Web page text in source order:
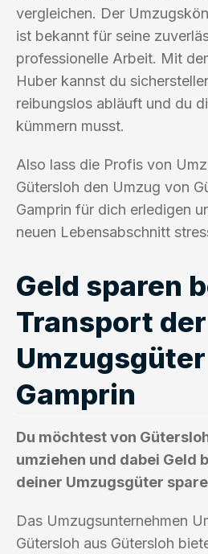
vergleichen. Der
ist bekannt für seine
professionelle Arbeit. Mit
Huber kannst du
reibungslos abläuft und du
kümmern musst.
Also lass die Profis von
Gütersloh den Umzug von
Gamprin für dich erledigen
neuen Lebensabschnitt
Geld sparen
Transport der
Gamprin
Du möchtest von
umziehen und dabei Geld
deiner Umzugsgüter
Das Umzugsunternehmen
Gütersloh aus Gütersloh